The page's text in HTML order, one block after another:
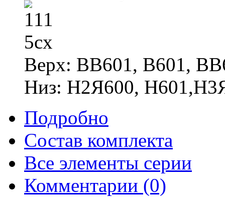
Верх: ВВ601, В601,
Низ: Н2Я600,
Подробно
Состав комплекта
Все элементы серии
Комментарии (0)